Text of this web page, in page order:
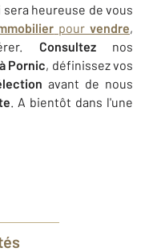
sera heureuse de vous
pourvendre,
Consulteznos
Pornic, définissez vos
avant de nous
. A bientôt dans l'une